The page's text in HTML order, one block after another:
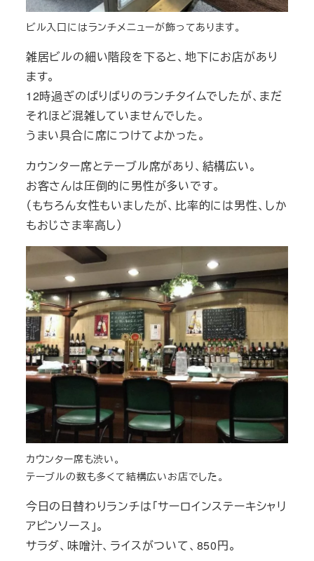
ビル入口にはランチメニューが飾ってあります。
雑居ビルの細い階段を下ると、地下にお店があり
ます。
12時過ぎのばりばりのランチタイムでしたが、まだ
それほど混雑していませんでした。
うまい具合に席につけてよかった。
カウンター席とテーブル席があり、結構広い。
お客さんは圧倒的に男性が多いです。
（もちろん女性もいましたが、比率的には男性、しか
もおじさま率高し）
カウンター席も渋い。
テーブルの数も多くて結構広いお店でした。
今日の日替わりランチは「サーロインステーキシャリ
アピンソース」。
サラダ、味噌汁、ライスがついて、850円。